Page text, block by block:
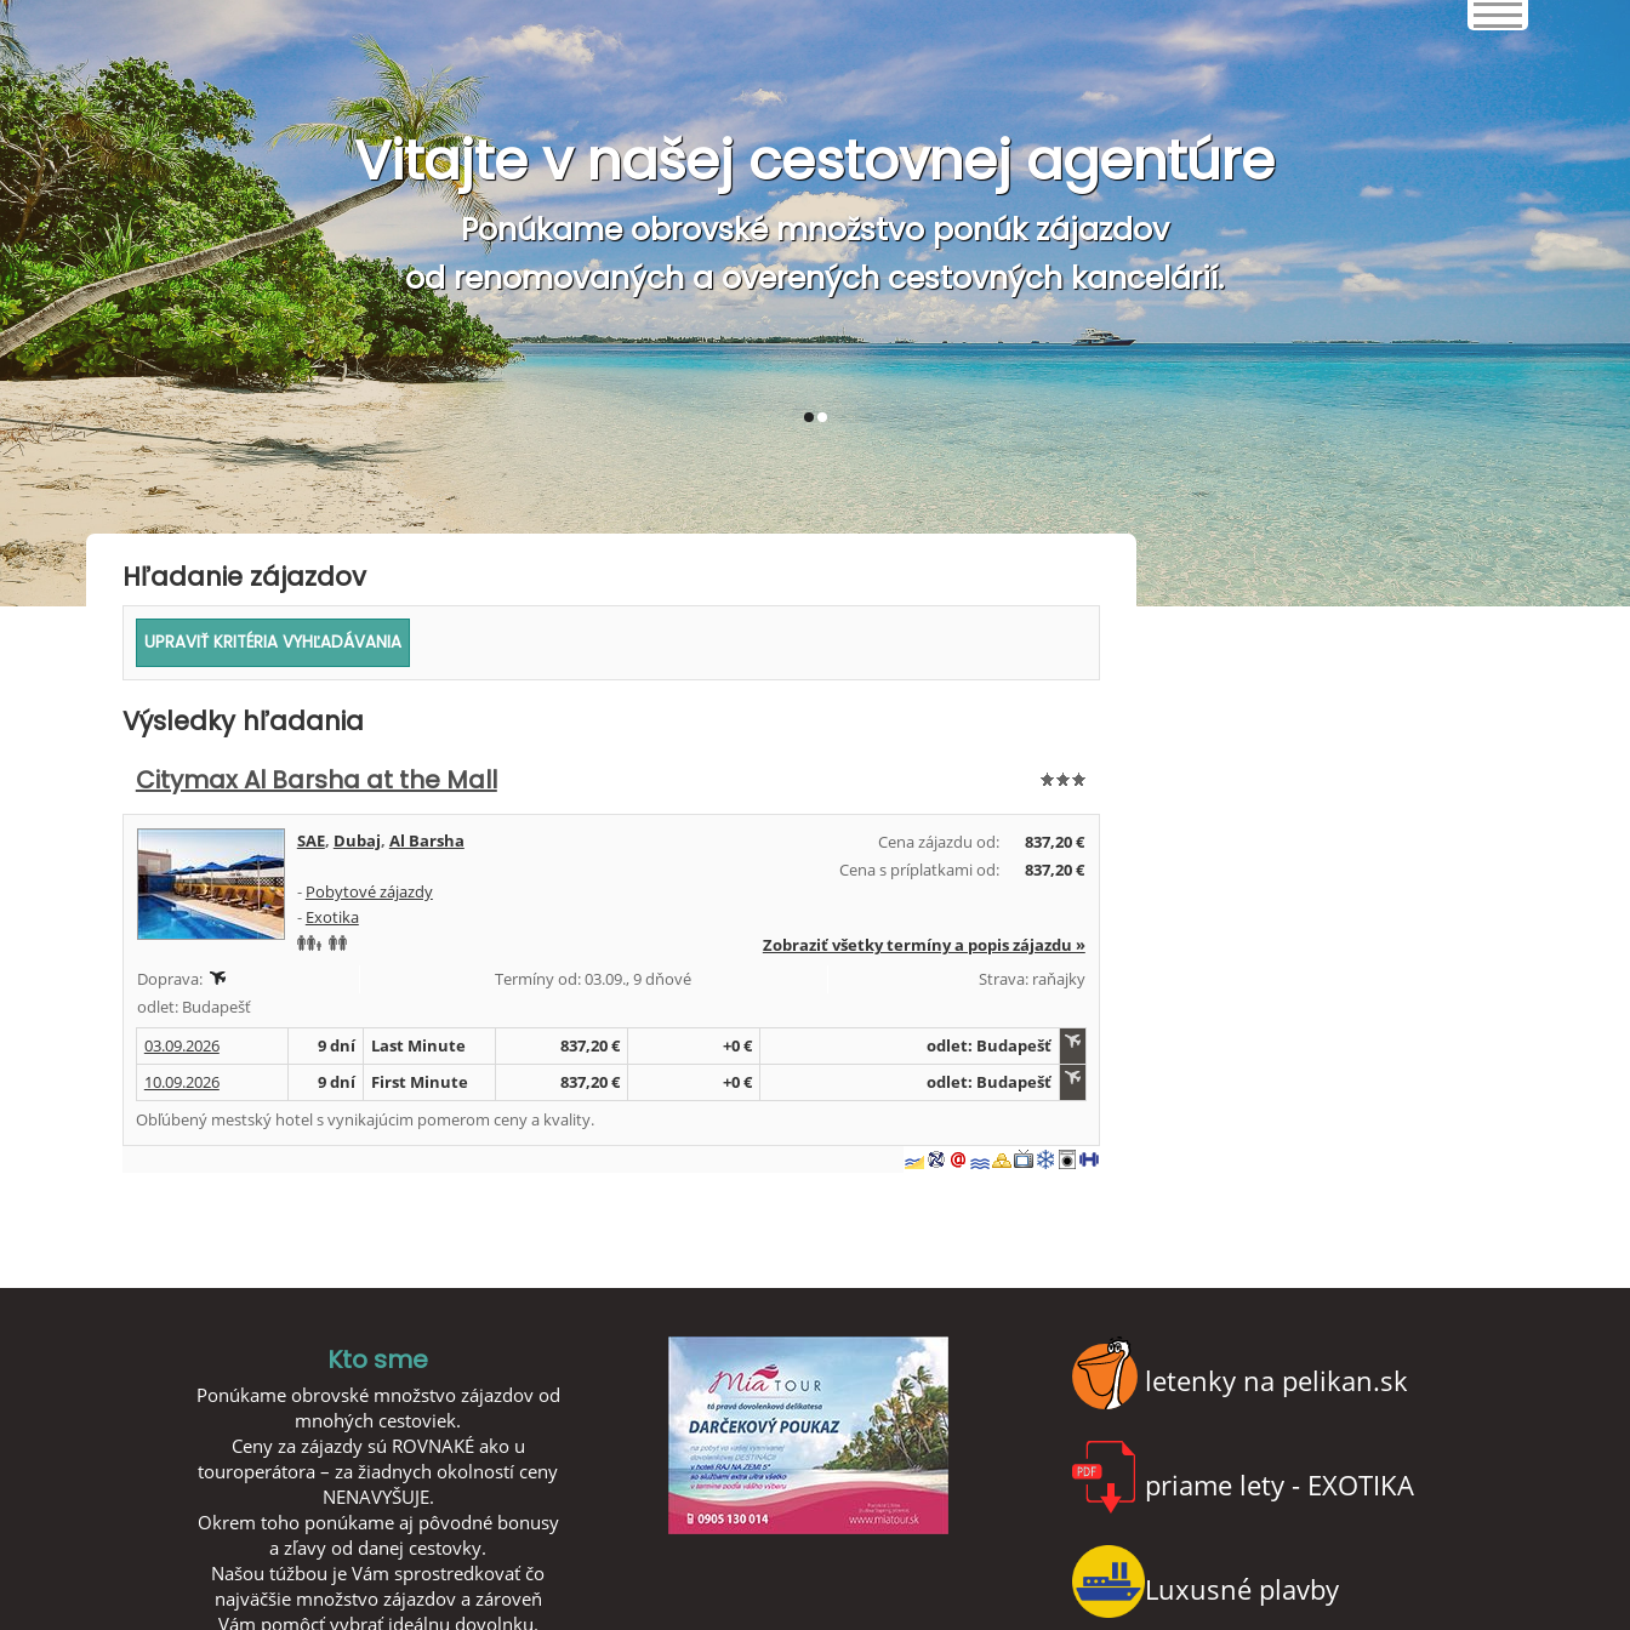
Vitajte v našej cestovnej agentúre
Ponúkame obrovské množstvo ponúk zájazdov
od renomovaných a overených cestovných kancelárií.
1 2
Hľadanie zájazdov
Výsledky hľadania
Citymax Al Barsha at the Mall
Cena zájazdu od:
837,20 €
Cena s príplatkami od:
837,20 €
SAE, Dubaj, Al Barsha
- Pobytové zájazdy
- Exotika
Zobraziť všetky termíny a popis zájazdu »
Doprava:
Termíny od: 03.09., 9 dňové
Strava: raňajky
odlet: Budapešť
03.09.2026
9 dní Last Minute 837,20 € +0 €
odlet: Budapešť
10.09.2026
9 dní First Minute 837,20 € +0 €
odlet: Budapešť
Obľúbený mestský hotel s vynikajúcim pomerom ceny a kvality.
Kto sme
Ponúkame obrovské množstvo zájazdov od
mnohých cestoviek.
Ceny za zájazdy sú ROVNAKÉ ako u
touroperátora – za žiadnych okolností ceny
NENAVYŠUJE.
Okrem toho ponúkame aj pôvodné bonusy
a zľavy od danej cestovky.
Našou túžbou je Vám sprostredkovať čo
najväčšie množstvo zájazdov a zároveň
Vám pomôcť vybrať ideálnu dovolnku.
letenky na pelikan.sk
priame lety - EXOTIKA
Luxusné plavby